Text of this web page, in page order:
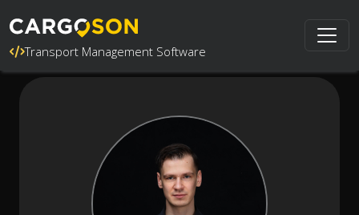
Transport Management Software